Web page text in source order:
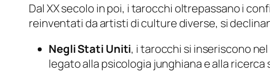
Dal XX secolo in poi, i tarocchi oltrepassano i
reinventati da artisti di culture diverse, si
Negli Stati Uniti, i tarocchi si inseriscono
legato alla psicologia junghiana e alla